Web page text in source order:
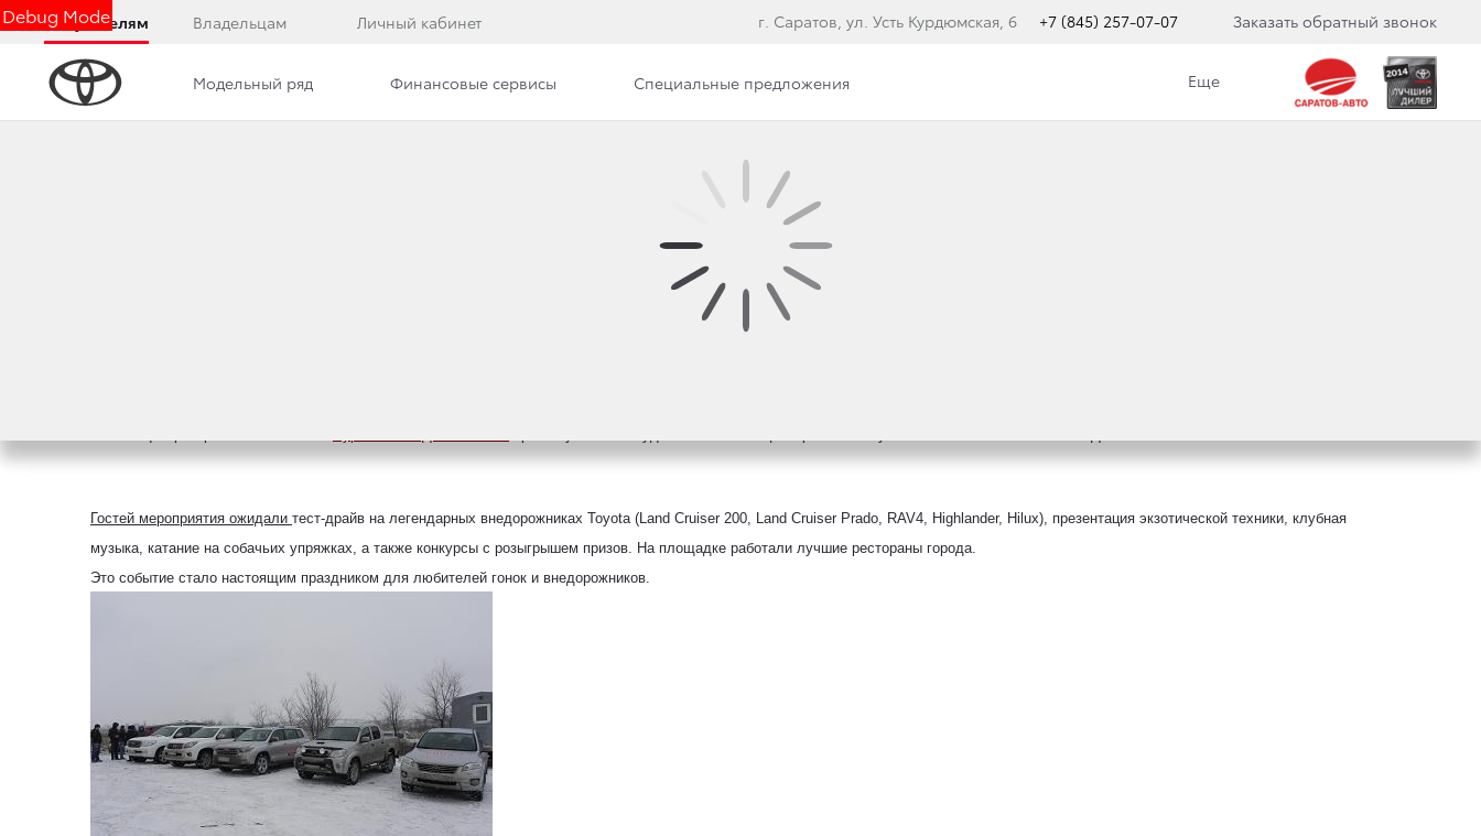
Debug Mode
Покупателям Владельцам Личный кабинет г. Саратов, ул. Усть Курдюмская, 6 +7 (845) 257-07-07 Заказать обратный звонок
Модельный ряд Финансовые сервисы Специальные предложения Еще
OPEN AIR PARTY ОТ ТОЙОТА ЦЕНТР САРАТОВ
Гостей мероприятия ожидали тест-драйв на легендарных внедорожниках Toyota (Land Cruiser 200, Land Cruiser Prado RAV4, Highlander, Hilux) презентация экзотической техники, клубная
музыка, катание на собачьих упряжках, а также конкурсы с розыгрышем призов. На площадке работали лучшие рестораны города.
Это событие стало настоящим праздником для любителей гонок и внедорожников.